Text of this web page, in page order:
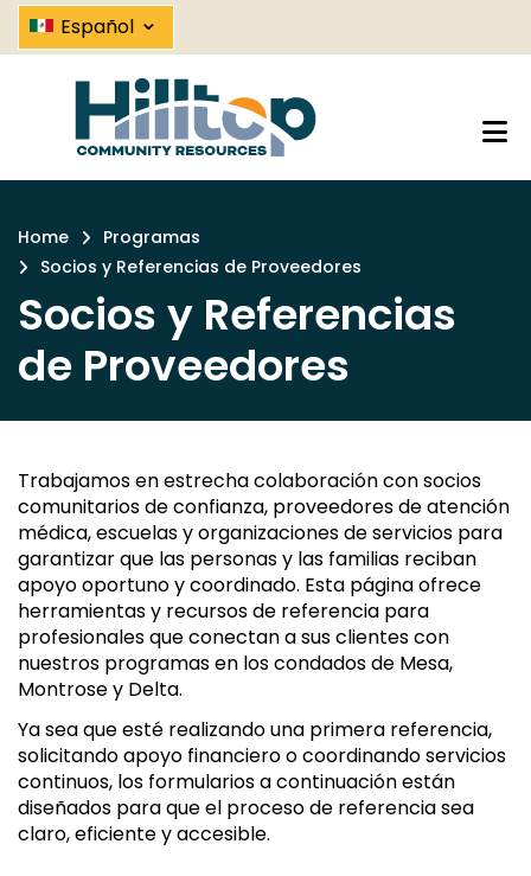
Socios y Referencias de
Skip
content
Español ⌄
Breadcrumb
Home
Programas
Socios y Referencias de Proveedores
Socios y Referencias
de Proveedores
Trabajamos en estrecha colaboración con socios
comunitarios de confianza, proveedores de atención
médica, escuelas y organizaciones de servicios para
garantizar que las personas y las familias reciban
apoyo oportuno y coordinado. Esta página ofrece
herramientas y recursos de referencia para
profesionales que conectan a sus clientes con
nuestros programas en los condados de Mesa,
Montrose y Delta.
Ya sea que esté realizando una primera referencia,
solicitando apoyo financiero o coordinando servicios
continuos, los formularios a continuación están
diseñados para que el proceso de referencia sea
claro, eficiente y accesible.